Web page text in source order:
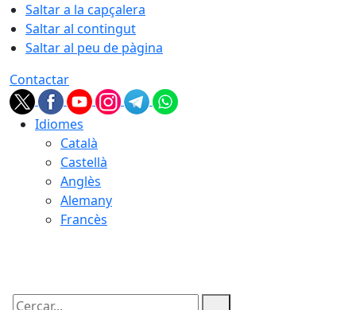
Saltar a la capçalera
Saltar al contingut
Saltar al peu de pàgina
Contactar
Idiomes
Català
Castellà
Anglès
Alemany
Francès